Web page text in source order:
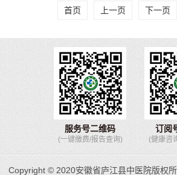
首页 上一页 下一页
服务号二维码
(一键缴费/报告查询)
订阅
(健康咨
Copyright © 2020安徽省庐江县中医院版权